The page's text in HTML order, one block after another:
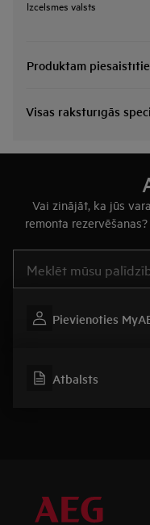
Izcelsmes valsts
Produktam
Visas raksturīgās
Vai zinājāt, ka jūs
remonta
Pievienoties
Atbalsts